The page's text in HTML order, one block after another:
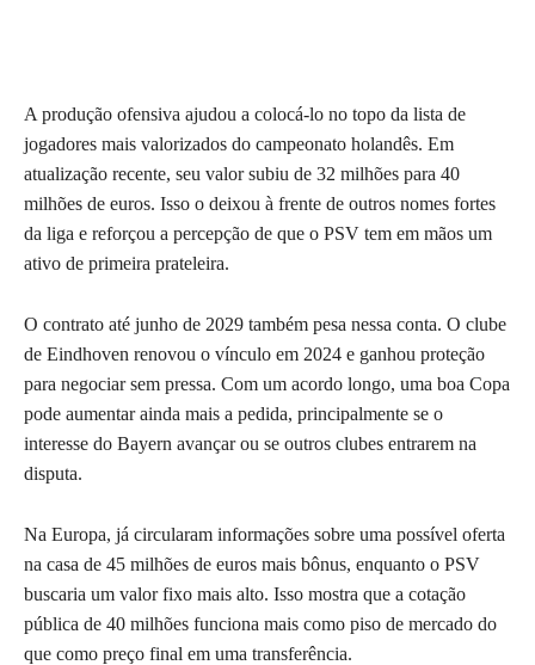
A produção ofensiva ajudou a colocá-lo no topo da lista de
jogadores mais valorizados do campeonato holandês. Em
atualização recente, seu valor subiu de 32 milhões para 40
milhões de euros. Isso o deixou à frente de outros nomes fortes
da liga e reforçou a percepção de que o PSV tem em mãos um
ativo de primeira prateleira.
O contrato até junho de 2029 também pesa nessa conta. O clube
de Eindhoven renovou o vínculo em 2024 e ganhou proteção
para negociar sem pressa. Com um acordo longo, uma boa Copa
pode aumentar ainda mais a pedida, principalmente se o
interesse do Bayern avançar ou se outros clubes entrarem na
disputa.
Na Europa, já circularam informações sobre uma possível oferta
na casa de 45 milhões de euros mais bônus, enquanto o PSV
buscaria um valor fixo mais alto. Isso mostra que a cotação
pública de 40 milhões funciona mais como piso de mercado do
que como preço final em uma transferência.